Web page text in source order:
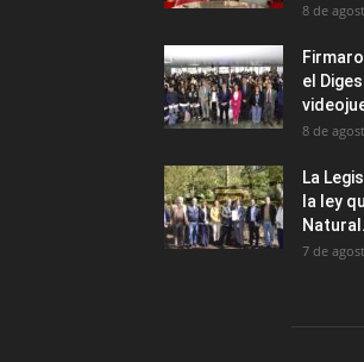
8 de
el
8 de
La
la ley
7 de